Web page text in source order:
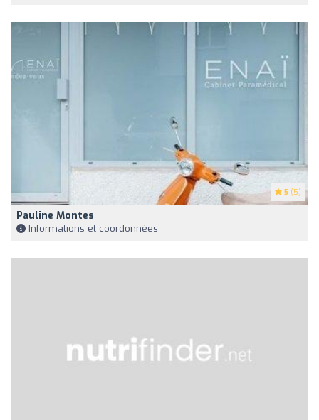
5 (5)
Pauline Montes
Informations et coordonnées